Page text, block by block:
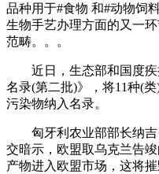
品种用于#食物 和#动物饲
生物手艺办理方面的又一
范畴。。。
近日，生态部和国度疾
名录(第二批)》，将11种(
污染物纳入名录。
匈牙利农业部部长纳吉·
交暗示，欧盟取乌克兰告
产物进入欧盟市场，这将